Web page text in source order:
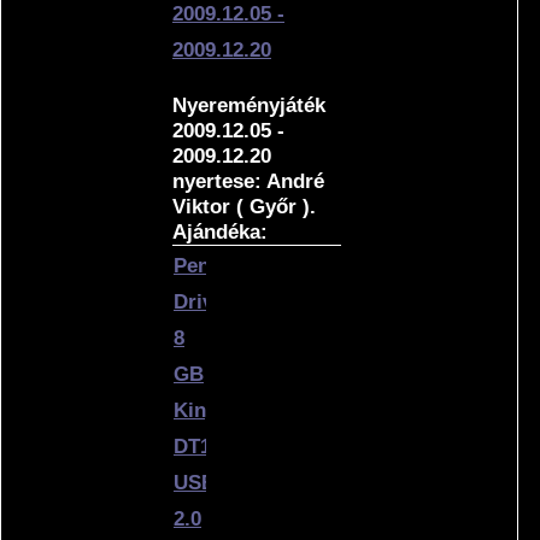
2009.12.05 -
2009.12.20
Nyereményjáték
2009.12.05 -
2009.12.20
nyertese: André
Viktor ( Győr ).
Ajándéka:
Pen
Drive
8
GB
Kingston
DT101C
USB
2.0